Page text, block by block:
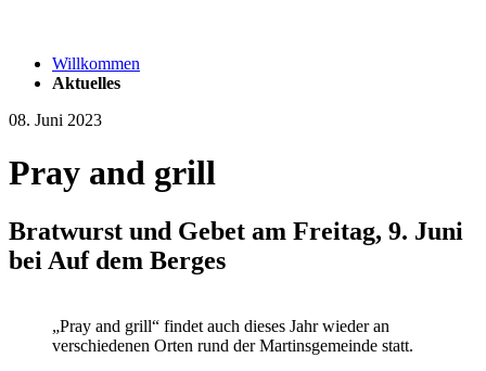
Willkommen
Aktuelles
08. Juni 2023
Pray and grill
Bratwurst und Gebet am Freitag, 9. Juni
bei Auf dem Berges
„Pray and grill“ findet auch dieses Jahr wieder an
verschiedenen Orten rund der Martinsgemeinde statt.